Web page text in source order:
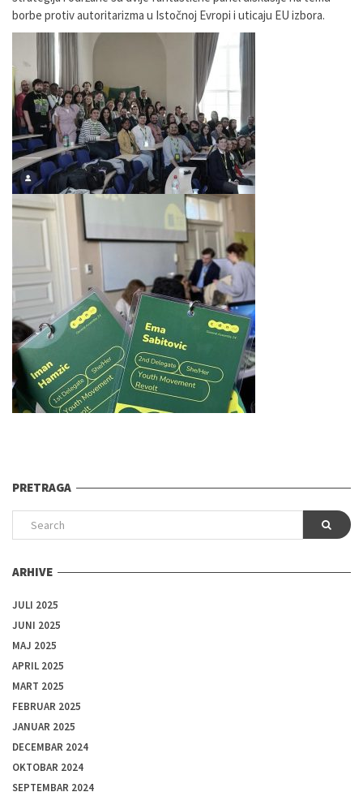
borbe protiv autoritarizma u Istočnoj Evropi i uticaju EU izbora.
PRETRAGA
ARHIVE
JULI 2025
JUNI 2025
MAJ 2025
APRIL 2025
MART 2025
FEBRUAR 2025
JANUAR 2025
DECEMBAR 2024
OKTOBAR 2024
SEPTEMBAR 2024